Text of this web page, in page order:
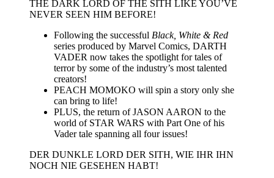
THE DARK LORD OF THE SITH LIKE YOU’VE
NEVER SEEN HIM BEFORE!
Following the successful Black, White & Red
series produced by Marvel Comics, DARTH
VADER now takes the spotlight for tales of
terror by some of the industry’s most talented
creators!
PEACH MOMOKO will spin a story only she
can bring to life!
PLUS, the return of JASON AARON to the
world of STAR WARS with Part One of his
Vader tale spanning all four issues!
DER DUNKLE LORD DER SITH, WIE IHR IHN
NOCH NIE GESEHEN HABT!